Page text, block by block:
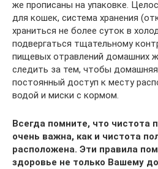
же прописаны на упаковке.
для кошек, система хранения
храниться не более суток в
подвергаться тщательному
пищевых отравлений домашних
следить за тем, чтобы
постоянный доступ к месту
водой и миски с кормом.
Всегда помните, что чистота
очень важна, как и чистота
расположена. Эти правила
здоровье не только Вашему